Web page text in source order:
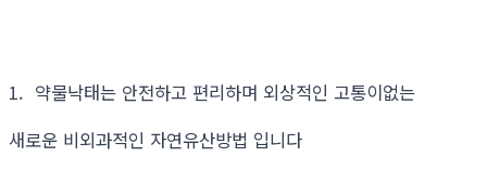
1. 약물낙태는 안전하고 편리하며 외상적인 고통이없는
새로운 비외과적인 자연유산방법 입니다